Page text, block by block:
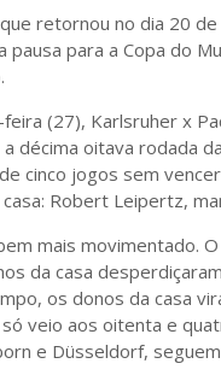
retornou no dia 20
para a Copa do
(27), Karlsruher x
décima oitava rodada
cinco jogos sem
Robert Leipertz,
mais movimentado.
da casa
os donos da casa
veio aos oitenta e
e Düsseldorf,